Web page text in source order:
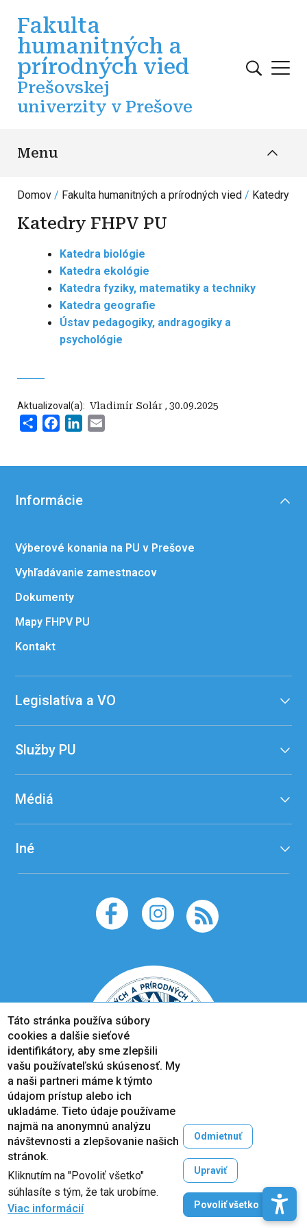
Fakulta
humanitných a
prírodných vied
Prešovskej
univerzity v Prešove
Menu
Domov Fakulta humanitných a prírodných vied Katedry
Katedry FHPV PU
Katedra biológie
Katedra ekológie
Katedra fyziky, matematiky a techniky
Katedra geografie
Ústav pedagogiky, andragogiky a
psychológie
Aktualizoval(a): ‍ Vladimír Solár , 30.09.2025
Share FacebookLinkedIn
Informácie
Výberové konania na PU v Prešove
Vyhľadávanie zamestnacov
Dokumenty
Mapy FHPV PU
Kontakt
Legislatíva a VO
Služby PU
Médiá
Iné
Copyright © 2005-2026
Prešovská univerzita v Prešove
Created by
ActivIT
Táto stránka používa súbory
cookies a dalšie sieťové
identifikátory, aby sme zlepšili
vašu používateľskú skúsenosť. My
a naši partneri máme k týmto
údajom prístup alebo ich
ukladáme. Tieto údaje používame
najmä na anonymnú analýzu
návštevnosti a zlepšovanie našich
stránok.
Kliknutím na "Povoliť všetko"
súhlasíte s tým, že tak urobíme.
Viac informácií
Odmietnuť
Upraviť
Povoliť všetko